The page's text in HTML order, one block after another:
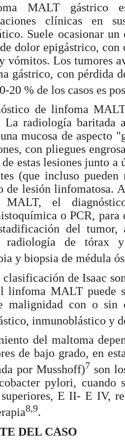
MALT gástrico
clínicas en
Suele ocasionar
dolor epigástrico,
vómitos. Los tumores
gástrico, con pérdida
20 % de los casos es
de linfoma
La radiología baritada
mucosa de aspecto
con pliegues
estas lesiones junto a
(que incluso
de lesión linfomatosa.
MALT, el
o PCR,
del tumor,
radiología de tórax
y biopsia de médula
clasificación de Isaac
linfoma MALT puede
malignidad con o sin
inmunoblástico y
del maltoma
de bajo grado, en
por Musshoff)7 son
pylori, cuando
superiores, E II- E IV,
8,9.
DEL CASO